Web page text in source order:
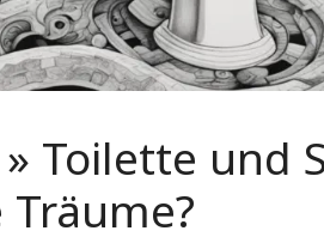
Toilette und